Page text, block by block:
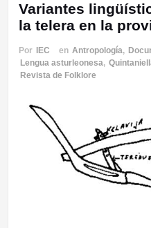
Variantes
la telera en la
Por IEC en Antropología,
Lengua asturleonesa,
Revista de Folklore